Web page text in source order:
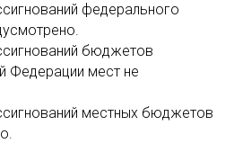
федерального
бюджетов
Федерации мест не
местных бюджетов